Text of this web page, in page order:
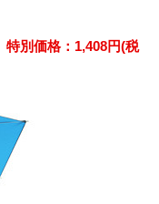
特別価格：1,408円(税